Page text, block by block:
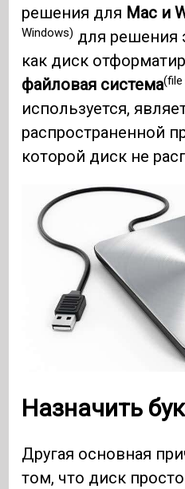
решения для Mac и
Windows) для решения
как диск
файловая система
используется,
распространенной
которой диск не
Назначить
Другая основная
том, что диск